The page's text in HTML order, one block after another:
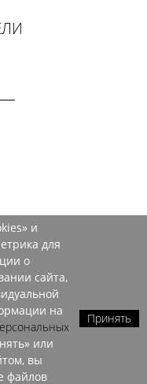
и
для
о
сайта,
на
или
вы
файлов
Принять